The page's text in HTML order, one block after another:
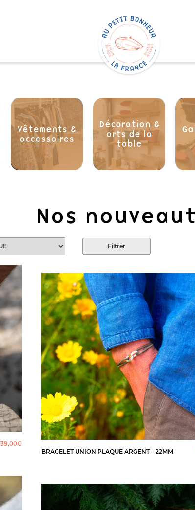
Vêtements &
accessoires
Décoration &
arts de la
table
Nos
Filtrer
39,00€
BRACELET UNION PLAQUE ARGENT – 22MM